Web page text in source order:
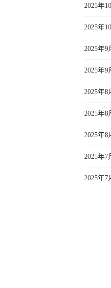
2025年
2025年
2025年
2025年
2025年
2025年
2025年
2025年
2025年